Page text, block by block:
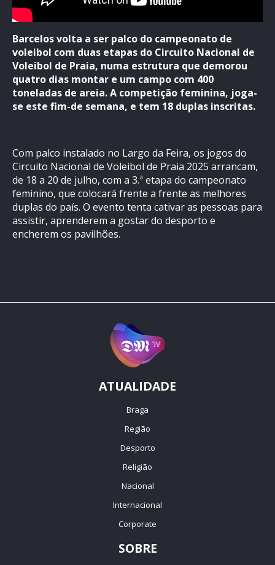
Barcelos volta a ser palco do campeonato de
voleibol com duas etapas do Circuito Nacional de
Voleibol de Praia, numa estrutura que demorou
quatro dias montar e um campo com 400
toneladas de areia. A competição feminina, joga-
se este fim-de semana, e tem 18 duplas inscritas.
Com palco instalado no Largo da Feira, os jogos do
Circuito Nacional de Voleibol de Praia 2025 arrancam,
de 18 a 20 de julho, com a 3.ª etapa do campeonato
feminino, que colocará frente a frente as melhores
duplas do país. O evento tenta cativar as pessoas para
assistir, aprenderem a gostar do desporto e
encherem os pavilhões.
ATUALIDADE
Braga
Região
Desporto
Religião
Nacional
Internacional
Corporate
SOBRE